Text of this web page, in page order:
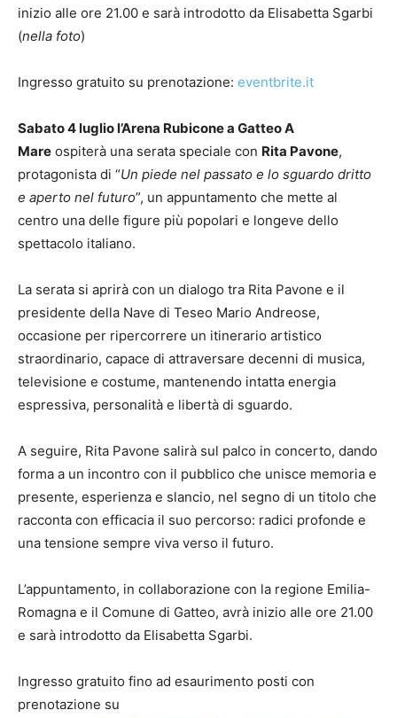
inizio alle ore 21.00 e sarà introdotto da Elisabetta Sgarbi
(nella foto)
Ingresso gratuito su prenotazione: eventbrite.it
Sabato 4 luglio l’Arena Rubicone a Gatteo A
Mare ospiterà una serata speciale con Rita Pavone,
protagonista di “Un piede nel passato e lo sguardo dritto
e aperto nel futuro”, un appuntamento che mette al
centro una delle figure più popolari e longeve dello
spettacolo italiano.
La serata si aprirà con un dialogo tra Rita Pavone e il
presidente della Nave di Teseo Mario Andreose,
occasione per ripercorrere un itinerario artistico
straordinario, capace di attraversare decenni di musica,
televisione e costume, mantenendo intatta energia
espressiva, personalità e libertà di sguardo.
A seguire, Rita Pavone salirà sul palco in concerto, dando
forma a un incontro con il pubblico che unisce memoria e
presente, esperienza e slancio, nel segno di un titolo che
racconta con efficacia il suo percorso: radici profonde e
una tensione sempre viva verso il futuro.
L’appuntamento, in collaborazione con la regione Emilia-
Romagna e il Comune di Gatteo, avrà inizio alle ore 21.00
e sarà introdotto da Elisabetta Sgarbi.
Ingresso gratuito fino ad esaurimento posti con
prenotazione su